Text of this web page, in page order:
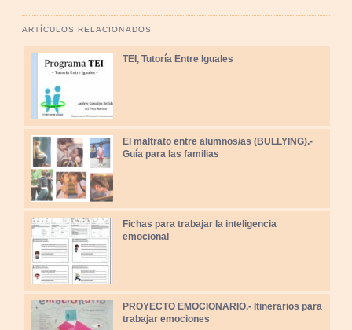
ARTÍCULOS RELACIONADOS
TEI, Tutoría Entre Iguales
El maltrato entre alumnos/as (BULLYING).-
Guía para las familias
Fichas para trabajar la inteligencia
emocional
PROYECTO EMOCIONARIO.- Itinerarios para
trabajar emociones